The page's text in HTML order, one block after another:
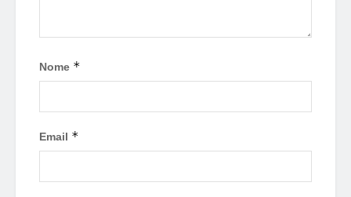
Nome *
Email *